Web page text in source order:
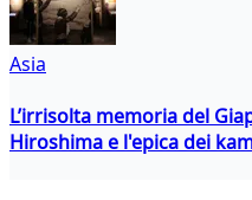
Asia
L’irrisolta memoria del
Hiroshima e l'epica dei